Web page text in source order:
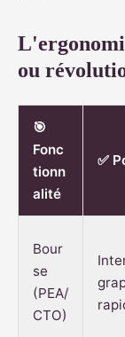
ou
🎯
Fonc
tionn
alité
✅
Bour
se
(PEA/
CTO)